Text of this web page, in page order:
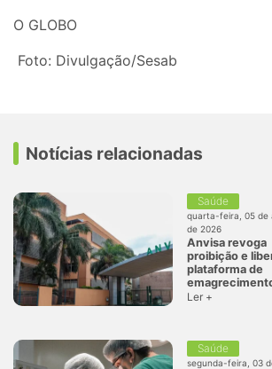
O GLOBO
Foto: Divulgação/Sesab
Notícias relacionadas
Saúde
quarta-feira, 05 de
de 2026
Anvisa revoga
proibição e
plataforma de
Ler +
Saúde
segunda-feira, 03